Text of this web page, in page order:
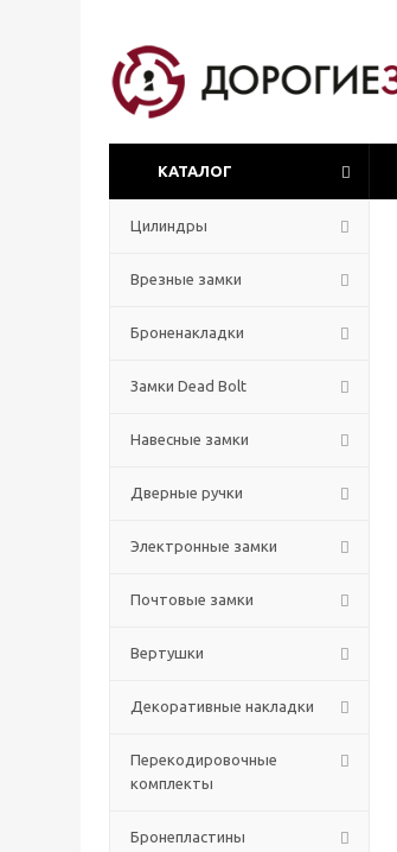
КАТАЛОГ
Цилиндры
Врезные замки
Броненакладки
Замки Dead Bolt
Навесные замки
Дверные ручки
Электронные замки
Почтовые замки
Вертушки
Декоративные накладки
Перекодировочные
комплекты
Бронепластины